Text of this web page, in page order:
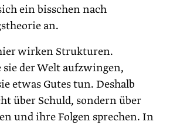
ein bisschen nach
an.
wirken Strukturen.
sie der Welt aufzwingen,
etwas Gutes tun. Deshalb
über Schuld, sondern über
und ihre Folgen sprechen. In